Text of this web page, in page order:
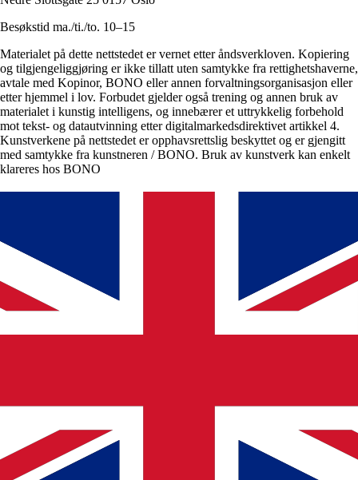
Besøkstid ma./ti./to. 10–15
Materialet på dette nettstedet er vernet etter åndsverkloven. Kopiering
og tilgjengeliggjøring er ikke tillatt uten samtykke fra rettighetshaverne,
avtale med Kopinor, BONO eller annen forvaltningsorganisasjon eller
etter hjemmel i lov. Forbudet gjelder også trening og annen bruk av
materialet i kunstig intelligens, og innebærer et uttrykkelig forbehold
mot tekst- og datautvinning etter digitalmarkedsdirektivet artikkel 4.
Kunstverkene på nettstedet er opphavsrettslig beskyttet og er gjengitt
med samtykke fra kunstneren / BONO. Bruk av kunstverk kan enkelt
klareres hos BONO